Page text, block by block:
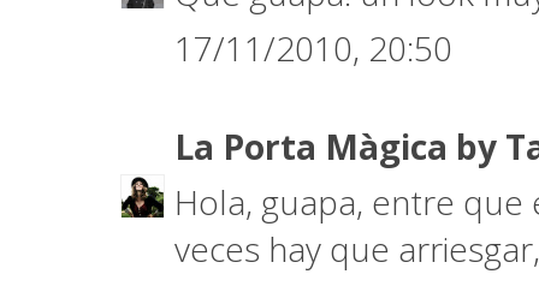
17/11/2010, 20:50
La Porta Màgica by
Hola, guapa, entre que
veces hay que